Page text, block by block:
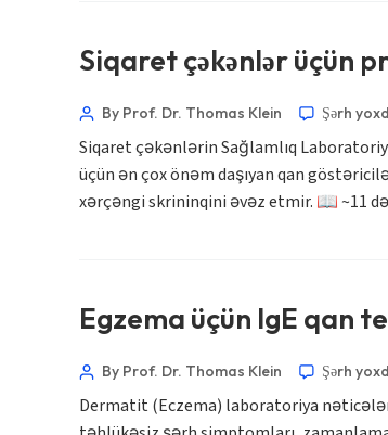
Siqaret çəkənlər üçün
By Prof. Dr. Thomas Klein Şərh
Siqaret çəkənlərin Sağlamlıq
üçün ən çox önəm daşıyan qan
xərçəngi skrininqini əvəz etmir. 📖 ~11
Egzema üçün IgE qan
By Prof. Dr. Thomas Klein Şərh
Dermatit (Eczema) laboratoriya
Русский
한국어
Shqip
বাংলা
తెలుగు